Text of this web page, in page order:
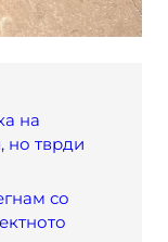
на
но тврди
со